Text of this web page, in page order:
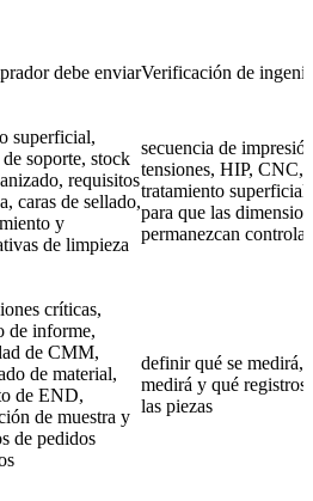
debe enviarVerificación de
superficial,
de soporte, stock
requisitos
caras de sellado,
y
de limpieza
secuencia de
tensiones, HIP, CNC,
tratamiento superficial
para que las
permanezcan
críticas,
de informe,
de CMM,
de material,
de END,
de muestra y
de pedidos
definir qué se medirá,
medirá y qué registros
las piezas